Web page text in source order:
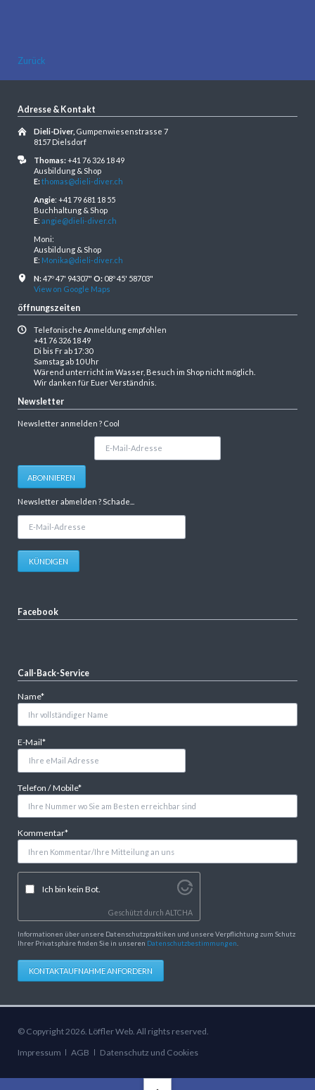
Zurück
Adresse & Kontakt
Dieli-Diver, Gumpenwiesenstrasse 7
8157 Dielsdorf
Thomas:+41 76 326 18 49
Ausbildung & Shop
E:thomas@dieli-diver.ch
Angie: +41 79 681 18 55
Buchhaltung & Shop
E: angie@dieli-diver.ch
Moni:
Ausbildung & Shop
E: Monika@dieli-diver.ch
N:47º 47' 94307" O:08º 45' 58703"
View on Google Maps
öffnungszeiten
Telefonische Anmeldung empfohlen
+41 76 326 18 49
Di bis Fr ab 17:30
Samstag ab 10 Uhr
Wärend unterricht im Wasser, Besuch im Shop nicht möglich.
Wir danken für Euer Verständnis.
Newsletter
Newsletter anmelden ? Cool
Adresse
ABONNIEREN
Newsletter abmelden ? Schade...
KÜNDIGEN
Facebook
Call-Back-Service
Pflichtfeld
Name*
Pflichtfeld
E-Mail*
Pflichtfeld
Telefon / Mobile*
Pflichtfeld
Kommentar*
Ich bin kein Bot.
Geschützt durchALTCHA
Informationen über unsere Datenschutzpraktiken und unsere Verpflichtung zum Schutz
Ihrer Privatsphäre finden Sie in unseren Datenschutzbestimmungen.
KONTAKTAUFNAHME ANFORDERN
© Copyright 2026. Löffler Web. All rights reserved.
Navigation
Impressum AGB Datenschutz und Cookies